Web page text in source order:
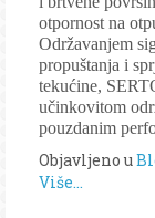
otpornost na
Održavanjem
propuštanja i
tekućine,
učinkovitom
pouzdanim
Objavljeno u
Više...